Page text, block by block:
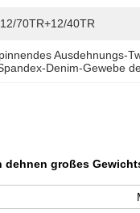
70TR+12/40TR
Ausdehnungs-
Denim-Gewebe
dehnen großes